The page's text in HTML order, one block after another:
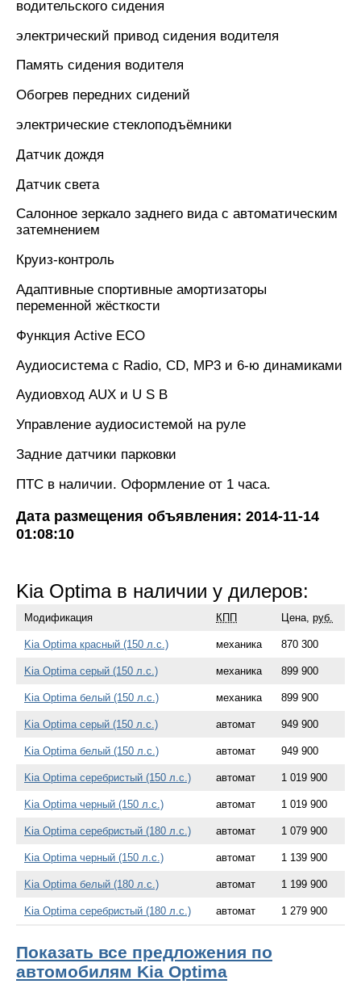
водительского сидения
электрический привод сидения водителя
Память сидения водителя
Обогрев передних сидений
электрические стеклоподъёмники
Датчик дождя
Датчик света
Салонное зеркало заднего вида с автоматическим
затемнением
Круиз-контроль
Адаптивные спортивные амортизаторы
переменной жёсткости
Функция Active ECO
Аудиосистема с Radio, CD, MP3 и 6-ю динамиками
Аудиовход AUX и U S B
Управление аудиосистемой на руле
Задние датчики парковки
ПТС в наличии. Оформление от 1 часа.
Дата размещения объявления: 2014-11-14
01:08:10
Kia Optima в наличии у дилеров:
Модификация КПП Цена, руб.
Kia Optima красный (150 л.с.) механика 870 300
Kia Optima серый (150 л.с.) механика 899 900
Kia Optima белый (150 л.с.) механика 899 900
Kia Optima серый (150 л.с.) автомат 949 900
Kia Optima белый (150 л.с.) автомат 949 900
Kia Optima серебристый (150 л.с.) автомат 1 019 900
Kia Optima черный (150 л.с.) автомат 1 019 900
Kia Optima серебристый (180 л.с.) автомат 1 079 900
Kia Optima черный (150 л.с.) автомат 1 139 900
Kia Optima белый (180 л.с.) автомат 1 199 900
Kia Optima серебристый (180 л.с.) автомат 1 279 900
Показать все предложения по
автомобилям Kia Optima